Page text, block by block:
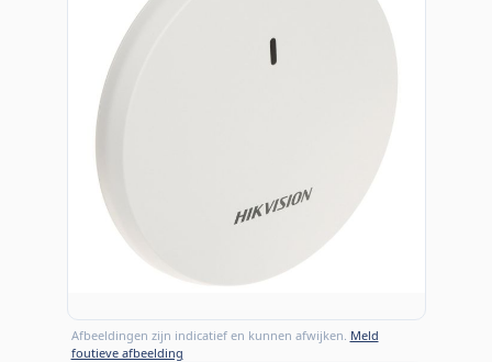
Afbeeldingen zijn indicatief en kunnen afwijken. Meld
foutieve afbeelding